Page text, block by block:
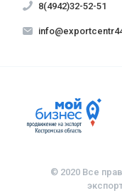
8(4942)32-52-51
© 2020 Все